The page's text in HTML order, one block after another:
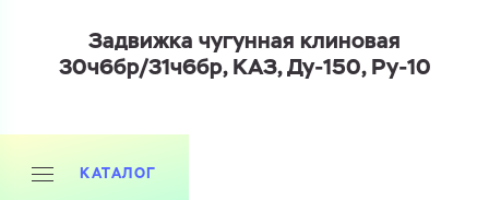
Задвижка чугунная клиновая
30ч6бр/31ч6бр, КАЗ, Ду-150, Ру-10
КАТАЛОГ